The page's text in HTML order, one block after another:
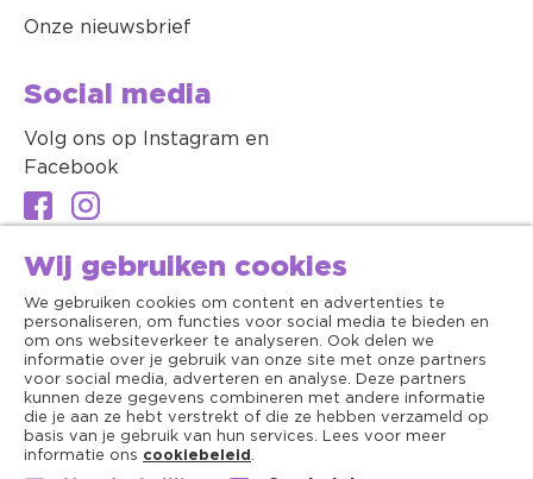
Onze nieuwsbrief
Social media
Volg ons op Instagram en
Facebook
Wij gebruiken cookies
We gebruiken cookies om content en advertenties te
personaliseren, om functies voor social media te bieden en
om ons websiteverkeer te analyseren. Ook delen we
informatie over je gebruik van onze site met onze partners
voor social media, adverteren en analyse. Deze partners
kunnen deze gegevens combineren met andere informatie
die je aan ze hebt verstrekt of die ze hebben verzameld op
basis van je gebruik van hun services. Lees voor meer
informatie ons cookiebeleid .